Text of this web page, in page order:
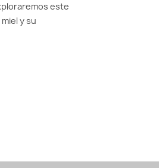
este
y su